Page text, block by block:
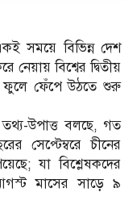
সময়ে বিভিন্ন দেশ
নেয়ায় বিশ্বের দ্বিতীয়
ফুলে ফেঁপে উঠতে শুরু
তথ্য-উপাত্ত বলছে, গত
সেপ্টেম্বরে চীনের
যা বিশ্লেষকদের
মাসের সাড়ে ৯